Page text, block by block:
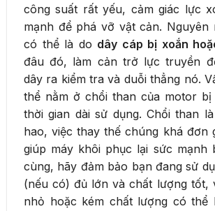
công suất rất yếu, cảm giác lực
mạnh để phá vỡ vật cản. Nguyên
có thể là do dây cáp bị xoắn
đâu đó, làm cản trở lực truyền
dây ra kiểm tra và duỗi thẳng nó.
thể nằm ở chổi than của motor
thời gian dài sử dụng. Chổi than
hao, việc thay thế chúng khá đơn
giúp máy khôi phục lại sức mạnh
cùng, hãy đảm bảo bạn đang sử
(nếu có) đủ lớn và chất lượng tốt,
nhỏ hoặc kém chất lượng có thể